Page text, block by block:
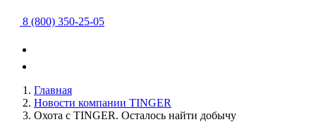
8 (800) 350-25-05
Главная
Новости компании TINGER
Охота с TINGER. Осталось найти добычу